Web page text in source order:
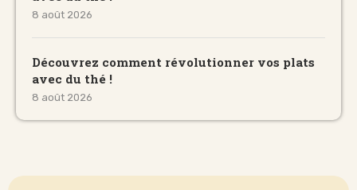
8 août 2026
Découvrez comment révolutionner vos plats
avec du thé !
8 août 2026